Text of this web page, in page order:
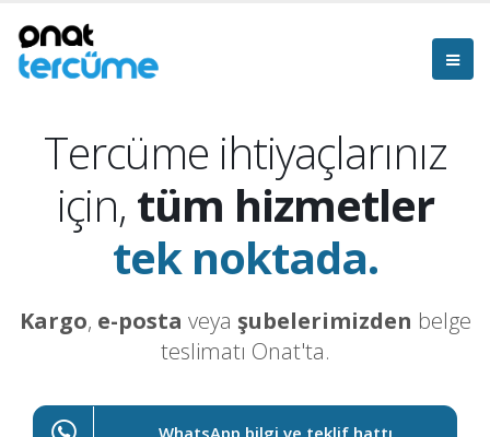
Tercüme ihtiyaçlarınız
için, tüm hizmetler
tek noktada.
Kargo, e-posta veya şubelerimizden belge
teslimatı Onat'ta.
WhatsApp bilgi ve teklif hattı